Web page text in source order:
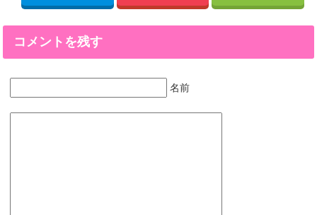
コメントを残す
名前